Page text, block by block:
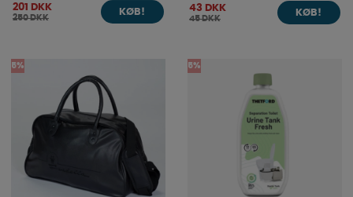
201 DKK
250 DKK
KØB! 43 DKK
45 DKK
KØB!
5% 5%